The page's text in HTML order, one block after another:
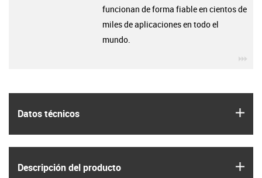
Datos técnicos
Descripción del producto
funcionan de forma fiable en cientos de
miles de aplicaciones en todo el
mundo.